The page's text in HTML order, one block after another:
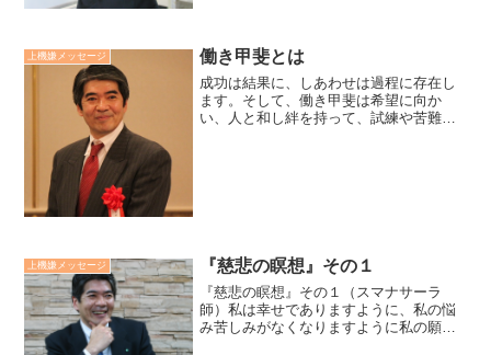
上機嫌メッセージ 働き甲斐とは
成功は結果に、しあわせは過程に存在し
ます。そして、働き甲斐は希望に向か
い、人と和し絆を持って、試練や苦難を
上機嫌メッセージ 『慈悲の瞑想』その１
『慈悲の瞑想』その１（スマナサーラ
師）私は幸せでありますように、私の悩
み苦しみがなくなりますように私の願い